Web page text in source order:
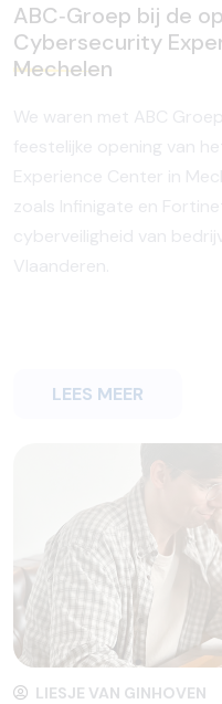
ABC‑Groep bij de
Cybersecurity
Mechelen
We waren met ABC
feestelijke opening van
Experience Center in
zoals Infinigate en
cyberveiligheid van
LEES MEER
LIESJE VAN GINHOVEN